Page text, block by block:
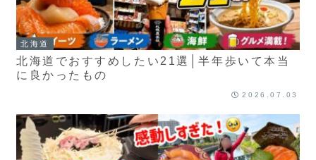
北海道
北海道でおすすめしたい21選│半年歩いて本当
に良かったもの
2026.07.03